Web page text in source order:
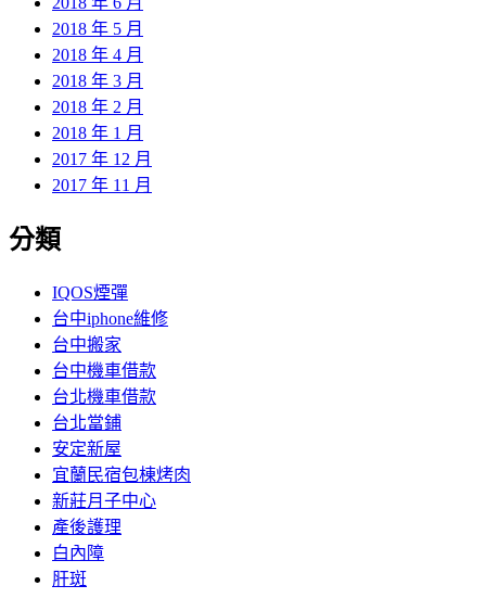
2018 年 5 月
2018 年 4 月
2018 年 3 月
2018 年 2 月
2018 年 1 月
2017 年 12 月
2017 年 11 月
分類
IQOS煙彈
台中iphone維修
台中搬家
台中機車借款
台北機車借款
台北當鋪
安定新屋
宜蘭民宿包棟烤肉
新莊月子中心
產後護理
白內障
肝斑